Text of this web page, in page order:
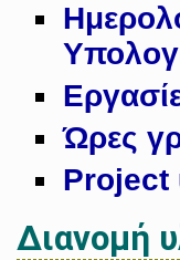
Ώρες
Project
Διανομή